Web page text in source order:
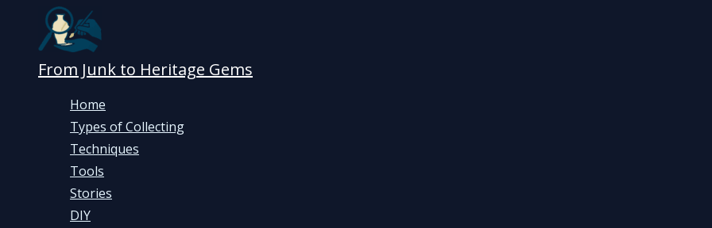
contentFrom Junk to Heritage Gems
Home
Types of Collecting
Techniques
Tools
Stories
DIY